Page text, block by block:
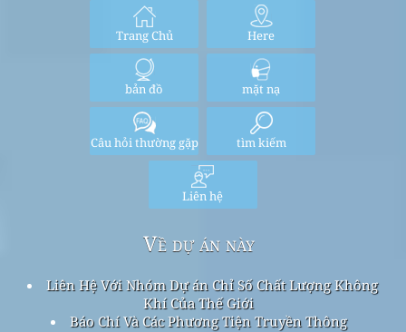
Trang Chủ Here
bản đồ mặt nạ
Câu hỏi thường gặp tìm kiếm
Liên hệ
Về dự án này
Liên Hệ Với Nhóm Dự án Chỉ Số Chất Lượng Không
Khí Của Thế Giới
Báo Chí Và Các Phương Tiện Truyền Thông